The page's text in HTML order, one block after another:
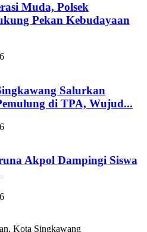
Muda, Polsek
Pekan Kebudayaan
Salurkan
di TPA, Wujud...
Akpol Dampingi Siswa
Kota Singkawang